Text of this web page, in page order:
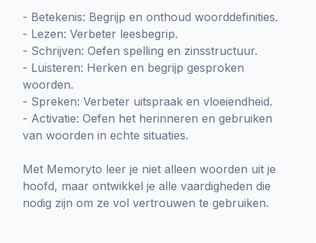
- Betekenis: Begrijp en onthoud woorddefinities.
- Lezen: Verbeter leesbegrip.
- Schrijven: Oefen spelling en zinsstructuur.
- Luisteren: Herken en begrijp gesproken
woorden.
- Spreken: Verbeter uitspraak en vloeiendheid.
- Activatie: Oefen het herinneren en gebruiken
van woorden in echte situaties.
Met Memoryto leer je niet alleen woorden uit je
hoofd, maar ontwikkel je alle vaardigheden die
nodig zijn om ze vol vertrouwen te gebruiken.